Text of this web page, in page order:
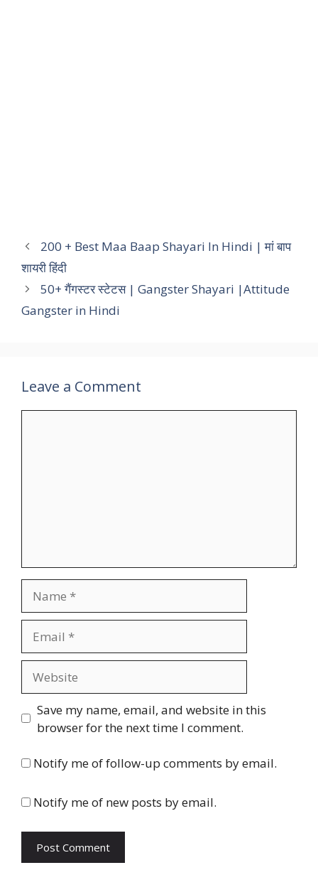
200 + Best Maa Baap Shayari In Hindi | मां बाप
शायरी हिंदी
50+ गैंगस्टर स्टेटस | Gangster Shayari |Attitude
Gangster in Hindi
Leave a Comment
Save my name, email, and website in this
browser for the next time I comment.
Notify me of follow-up comments by email.
Notify me of new posts by email.